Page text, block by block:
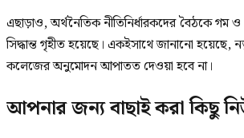
এছাড়াও, অর্থনৈতিক নীতিনির্ধারকদের বৈঠকে
সিদ্ধান্ত গৃহীত হয়েছে। একইসাথে জানানো
কলেজের অনুমোদন আপাতত দেওয়া হবে না।
আপনার জন্য বাছাই করা কিছু